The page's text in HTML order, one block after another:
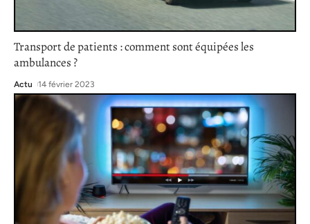
Transport de patients : comment sont équipées les
ambulances ?
Actu 14 février 2023